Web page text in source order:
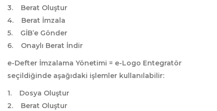
3. Berat Oluştur
4. Berat İmzala
5. GİB’e Gönder
6. Onaylı Berat İndir
e-Defter İmzalama Yönetimi = e-Logo Entegratör
seçildiğinde aşağıdaki işlemler kullanılabilir:
1. Dosya Oluştur
2. Berat Oluştur